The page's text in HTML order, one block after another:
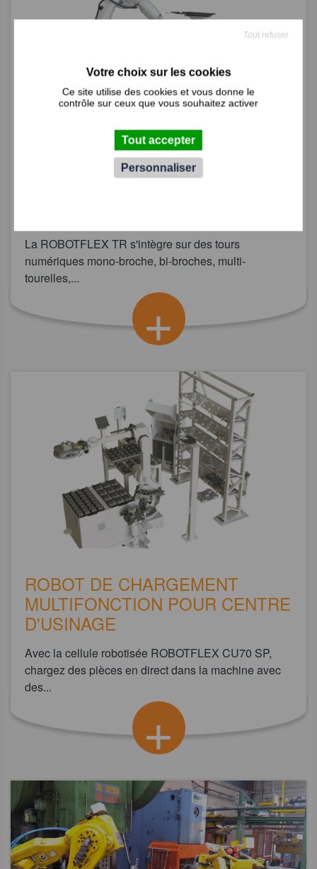
La ROBOTFLEX TR s'intègre sur des tours
numériques mono-broche, bi-broches, multi-
tourelles,...
+
ROBOT DE CHARGEMENT
MULTIFONCTION POUR CENTRE
D'USINAGE
Avec la cellule robotisée ROBOTFLEX CU70 SP,
chargez des pièces en direct dans la machine avec
des...
+
Ce site utilise des cookies et vous donne le
contrôle sur ceux que vous souhaitez activer
Tout accepter
Tout refuser
Personnaliser